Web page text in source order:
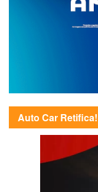
Auto Car Retifica!